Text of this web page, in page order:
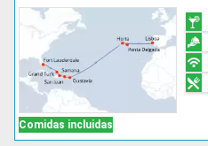
Comidas incluidas